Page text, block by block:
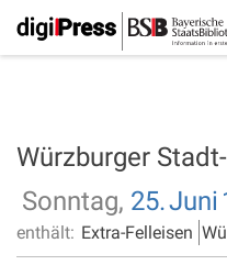
Würzburger
Sonntag, 25.Juni
enthält: Extra-Felleisen